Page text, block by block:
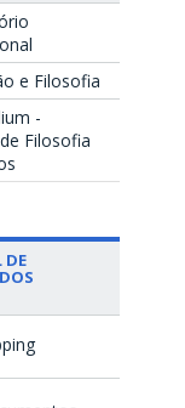
e Filosofia
-
Filosofia
DE